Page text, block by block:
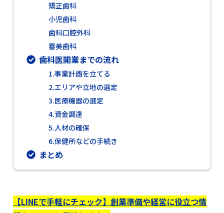
矯正歯科
小児歯科
歯科口腔外科
審美歯科
歯科医開業までの流れ
1.事業計画を立てる
2.エリアや立地の選定
3.医療機器の選定
4.資金調達
5.人材の確保
6.保健所などの手続き
まとめ
【LINEで手軽にチェック】創業準備や経営に役立つ情